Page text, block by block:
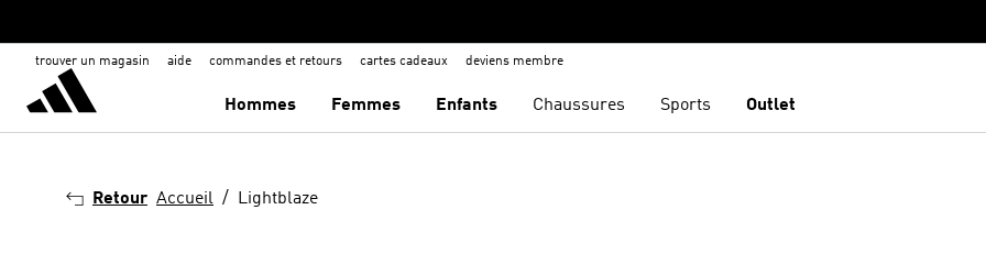
trouver un magasin aide commandes et retours cartes cadeaux deviens membre
Hommes Femmes Enfants Chaussures Sports Outlet
Retour Accueil Lightblaze